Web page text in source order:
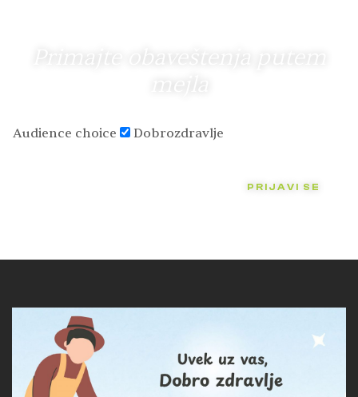
Audience choice Dobrozdravlje
PRIJAVI SE